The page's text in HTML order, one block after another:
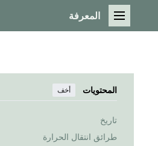
القائمة الرئيسية
المعرفة
المحتويات أخف
تاريخ
طرائق انتقال الحرارة